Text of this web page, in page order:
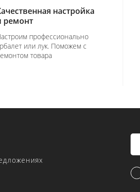
настройка
ремонт
профессионально
или лук. Поможем с
товара